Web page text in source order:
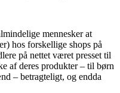
mennesker at
hos forskellige shops på
på nettet været presset til
af deres produkter – til børn
– betragteligt, og endda